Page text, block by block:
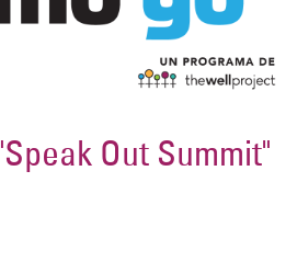
Out Summit"